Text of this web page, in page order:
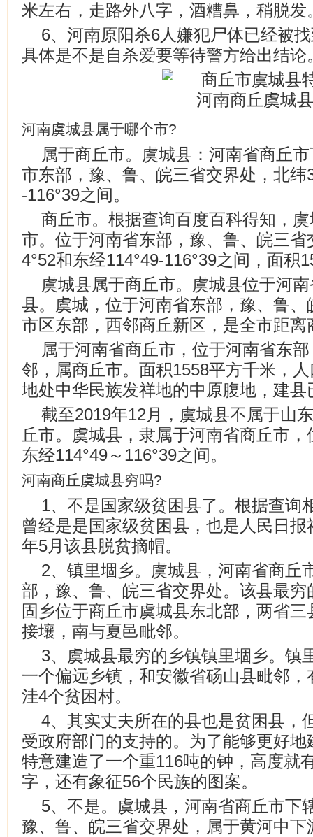
米左右，走路外八字，酒糟鼻，稍脱发
6、河南原阳杀6人嫌犯尸体已经被
具体是不是自杀爱要等待警方给出结论
河南虞城县属于哪个市?
属于商丘市。虞城县：河南省商丘
市东部，豫、鲁、皖三省交界处，北纬
-116°39之间。
商丘市。根据查询百度百科得知，
市。位于河南省东部，豫、鲁、皖三省
4°52和东经114°49-116°39之间，面积
虞城县属于商丘市。虞城县位于河
县。虞城，位于河南省东部，豫、鲁
市区东部，西邻商丘新区，是全市距
属于河南省商丘市，位于河南省东
邻，属商丘市。面积1558平方千米，
地处中华民族发祥地的中原腹地，建县
截至2019年12月，虞城县不属于山
丘市。虞城县，隶属于河南省商丘市，
东经114°49～116°39之间。
河南商丘虞城县穷吗?
1、不是国家级贫困县了。根据查询
曾经是是国家级贫困县，也是人民日
年5月该县脱贫摘帽。
2、镇里堌乡。虞城县，河南省商丘
部，豫、鲁、皖三省交界处。该县最
固乡位于商丘市虞城县东北部，两省
接壤，南与夏邑毗邻。
3、虞城县最穷的乡镇镇里堌乡。镇
一个偏远乡镇，和安徽省砀山县毗邻
洼4个贫困村。
4、其实丈夫所在的县也是贫困县，
受政府部门的支持的。为了能够更好
特意建造了一个重116吨的钟，高度就
字，还有象征56个民族的图案。
5、不是。虞城县，河南省商丘市下
豫、鲁、皖三省交界处，属于黄河中